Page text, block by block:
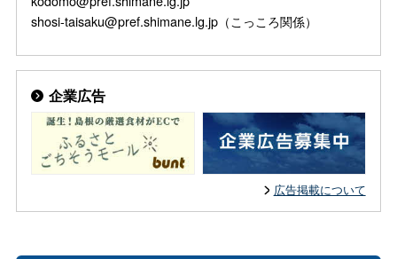
shosi-taisaku@pref.shimane.lg.jp（こっころ関係）
企業広告
広告掲載について